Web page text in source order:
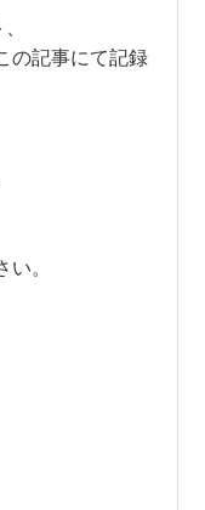
の記事にて記録
。